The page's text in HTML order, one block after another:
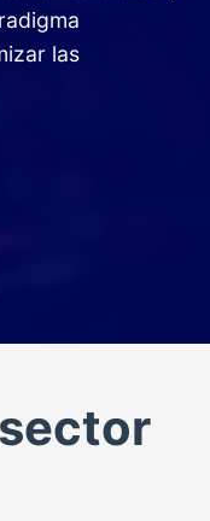
las